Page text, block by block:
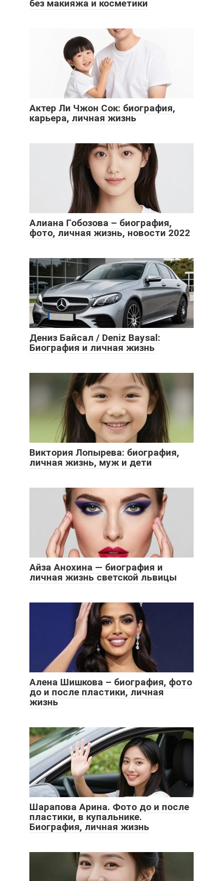
без макияжа и косметики
Актер Ли Чжон Сок: биография,
карьера, личная жизнь
Алиана Гобозова – биография,
фото, личная жизнь, новости 2022
Дениз Байсал / Deniz Baysal:
Биография и личная жизнь
Виктория Лопырева: биография,
личная жизнь, муж и дети
Айза Анохина — биография и
личная жизнь светской львицы
Алена Шишкова – биография, фото
до и после пластики, личная
жизнь
Шарапова Арина. Фото до и после
пластики, в купальнике.
Биография, личная жизнь